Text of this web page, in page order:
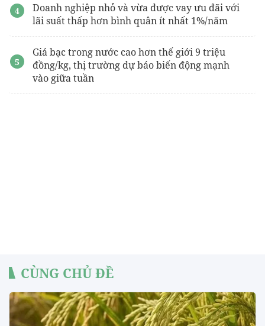
Doanh nghiệp nhỏ và vừa được vay ưu đãi với
lãi suất thấp hơn bình quân ít nhất 1%/năm
Giá bạc trong nước cao hơn thế giới 9 triệu
đồng/kg, thị trường dự báo biến động mạnh
vào giữa tuần
CÙNG CHỦ ĐỀ